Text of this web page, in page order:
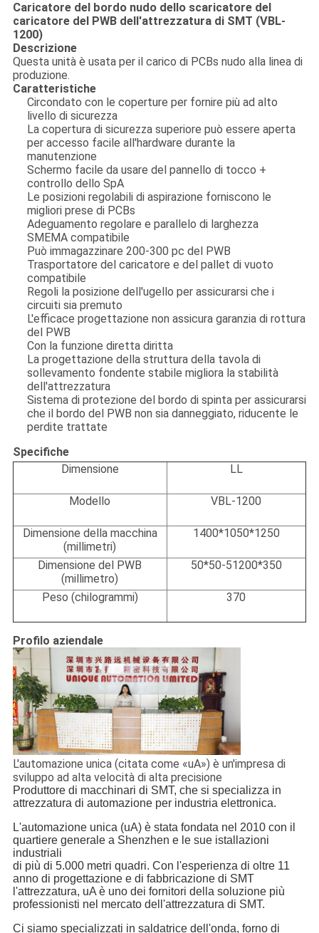
Caricatore del bordo nudo dello scaricatore del
caricatore del PWB dell'attrezzatura di SMT (VBL-
1200)
Descrizione
Questa unità è usata per il carico di PCBs nudo alla linea di
produzione.
Caratteristiche
Circondato con le coperture per fornire più ad alto
livello di sicurezza
La copertura di sicurezza superiore può essere aperta
per accesso facile all'hardware durante la
manutenzione
Schermo facile da usare del pannello di tocco +
controllo dello SpA
Le posizioni regolabili di aspirazione forniscono le
migliori prese di PCBs
Adeguamento regolare e parallelo di larghezza
SMEMA compatibile
Può immagazzinare 200-300 pc del PWB
Trasportatore del caricatore e del pallet di vuoto
compatibile
Regoli la posizione dell'ugello per assicurarsi che i
circuiti sia premuto
L'efficace progettazione non assicura garanzia di rottura
del PWB
Con la funzione diretta diritta
La progettazione della struttura della tavola di
sollevamento fondente stabile migliora la stabilità
dell'attrezzatura
Sistema di protezione del bordo di spinta per assicurarsi
che il bordo del PWB non sia danneggiato, riducente le
perdite trattate
Specifiche
Dimensione
LL
Modello VBL-1200
Dimensione della macchina
(millimetri)
1400*1050*1250
Dimensione del PWB
(millimetro)
50*50-51200*350
Peso (chilogrammi) 370
Profilo aziendale
L'automazione unica (citata come «uA») è un'impresa di
sviluppo ad alta velocità di alta precisione
Produttore di macchinari di SMT, che si specializza in
attrezzatura di automazione per industria elettronica.
L'automazione unica (uA) è stata fondata nel 2010 con il
quartiere generale a Shenzhen e le sue istallazioni
industriali
di più di 5.000 metri quadri. Con l'esperienza di oltre 11
anno di progettazione e di fabbricazione di SMT
l'attrezzatura, uA è uno dei fornitori della soluzione più
professionisti nel mercato dell'attrezzatura di SMT.
Ci siamo specializzati in saldatrice dell'onda, forno di